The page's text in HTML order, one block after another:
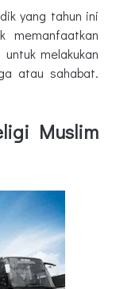
yang tahun ini
memanfaatkan
melakukan
atau sahabat.
Muslim